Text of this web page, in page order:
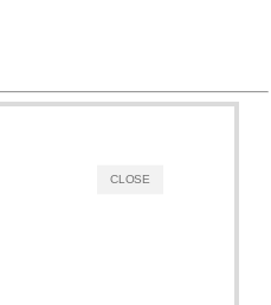
CLOSE